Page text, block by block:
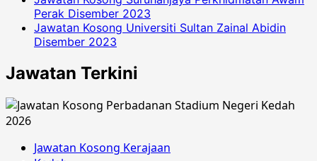
Perak Disember 2023
Jawatan Kosong Universiti Sultan Zainal Abidin
Disember 2023
Jawatan Terkini
Jawatan Kosong Kerajaan